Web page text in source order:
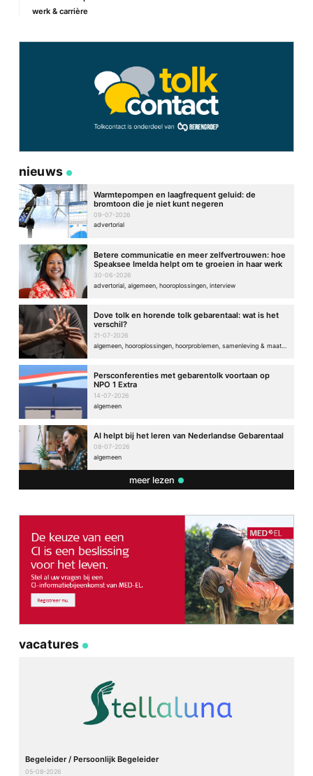
werk & carrière
nieuws
Warmtepompen en laagfrequent geluid: de
bromtoon die je niet kunt negeren
09-07-2026
advertorial
Betere communicatie en meer zelfvertrouwen: hoe
Speaksee Imelda helpt om te groeien in haar werk
30-06-2026
advertorial, algemeen, hooroplossingen, interview
Dove tolk en horende tolk gebarentaal: wat is het
verschil?
21-07-2026
Persconferenties met gebarentolk voortaan op
NPO 1 Extra
14-07-2026
algemeen
AI helpt bij het leren van Nederlandse Gebarentaal
08-07-2026
algemeen
meer lezen
vacatures
Begeleider / Persoonlijk Begeleider
05-08-2026